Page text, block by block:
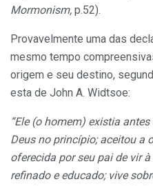
Mormonism, p.52).
Provavelmente uma das
mesmo tempo
origem e seu destino,
esta de John A. Widtsoe:
“Ele (o homem) existia
Deus no princípio; aceitou a
oferecida por seu pai de vir
refinado e educado; vive